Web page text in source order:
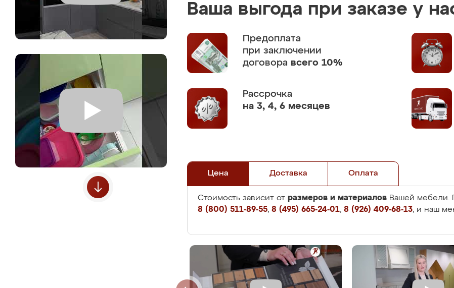
Ваша выгода при заказе у
Предоплата
при заключении
договора всего 10%
Рассрочка
на 3, 4, 6 месяцев
Цена Доставка Оплата
Стоимость зависит от размеров и материалов Вашей мебели.
8 (800) 511-89-55, 8 (495) 665-24-01, 8 (926) 409-68-13, и наш